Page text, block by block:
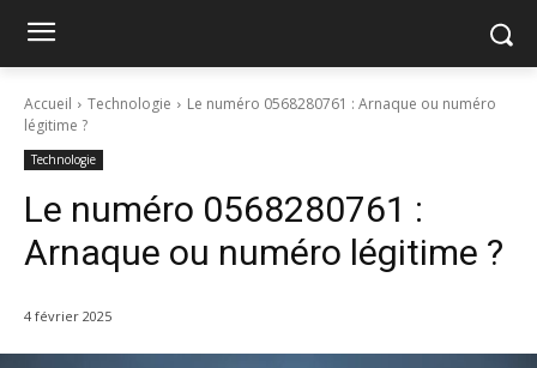
Accueil Technologie
Le numéro 0568280761 : Arnaque ou numéro
légitime ?
Technologie
Le numéro 0568280761 :
Arnaque ou numéro légitime ?
4 février 2025